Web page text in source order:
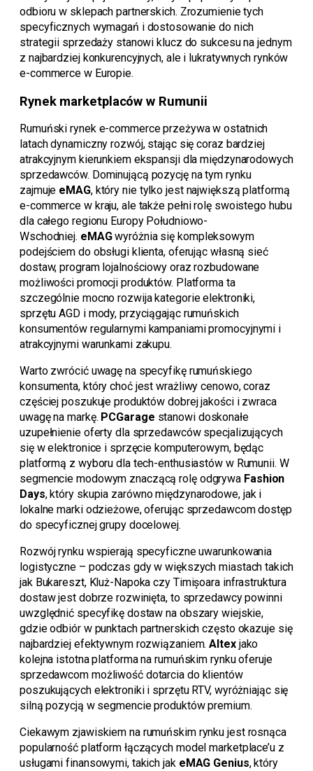
odbioru w sklepach partnerskich. Zrozumienie tych
specyficznych wymagań i dostosowanie do nich
strategii sprzedaży stanowi klucz do sukcesu na jednym
z najbardziej konkurencyjnych, ale i lukratywnych rynków
e-commerce w Europie.
Rynek marketplaców w Rumunii
Rumuński rynek e-commerce przeżywa w ostatnich
latach dynamiczny rozwój, stając się coraz bardziej
atrakcyjnym kierunkiem ekspansji dla międzynarodowych
sprzedawców. Dominującą pozycję na tym rynku
zajmuje eMAG, który nie tylko jest największą platformą
e-commerce w kraju, ale także pełni rolę swoistego hubu
dla całego regionu Europy Południowo-
Wschodniej. eMAGwyróżnia się kompleksowym
podejściem do obsługi klienta, oferując własną sieć
dostaw, program lojalnościowy oraz rozbudowane
możliwości promocji produktów. Platforma ta
szczególnie mocno rozwija kategorie elektroniki,
sprzętu AGD i mody, przyciągając rumuńskich
konsumentów regularnymi kampaniami promocyjnymi i
atrakcyjnymi warunkami zakupu.
Warto zwrócić uwagę na specyfikę rumuńskiego
konsumenta, który choć jest wrażliwy cenowo, coraz
częściej poszukuje produktów dobrej jakości i zwraca
uwagę na markę. PCGarage stanowi doskonałe
uzupełnienie oferty dla sprzedawców specjalizujących
się w elektronice i sprzęcie komputerowym, będąc
platformą z wyboru dla tech-enthusiastów w Rumunii. W
segmencie modowym znaczącą rolę odgrywa Fashion
Days, który skupia zarówno międzynarodowe, jak i
lokalne marki odzieżowe, oferując sprzedawcom dostęp
do specyficznej grupy docelowej.
Rozwój rynku wspierają specyficzne uwarunkowania
logistyczne – podczas gdy w większych miastach takich
jak Bukareszt, Kluż-Napoka czy Timișoara infrastruktura
dostaw jest dobrze rozwinięta, to sprzedawcy powinni
uwzględnić specyfikę dostaw na obszary wiejskie,
gdzie odbiór w punktach partnerskich często okazuje się
najbardziej efektywnym rozwiązaniem.Altexjako
kolejna istotna platforma na rumuńskim rynku oferuje
sprzedawcom możliwość dotarcia do klientów
poszukujących elektroniki i sprzętu RTV, wyróżniając się
silną pozycją w segmencie produktów premium.
Ciekawym zjawiskiem na rumuńskim rynku jest rosnąca
popularność platform łączących model marketplace’u z
usługami finansowymi, takich jak eMAG Genius, który